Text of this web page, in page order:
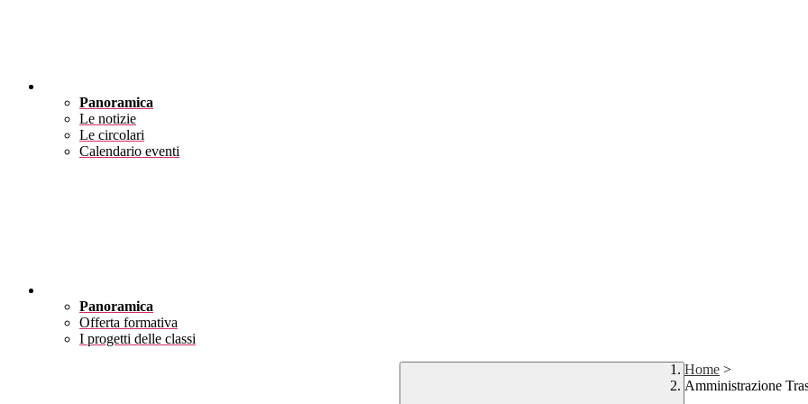
Panoramica
Le notizie
Le circolari
Calendario eventi
Panoramica
Offerta formativa
I progetti delle classi
Home >
Amministrazione